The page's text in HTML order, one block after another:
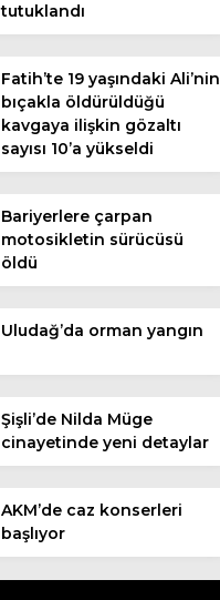
tutuklandı
Fatih’te 19 yaşındaki Ali’nin
bıçakla öldürüldüğü
kavgaya ilişkin gözaltı
sayısı 10’a yükseldi
Bariyerlere çarpan
motosikletin sürücüsü
öldü
Uludağ’da orman yangın
Şişli’de Nilda Müge
cinayetinde yeni detaylar
AKM’de caz konserleri
başlıyor